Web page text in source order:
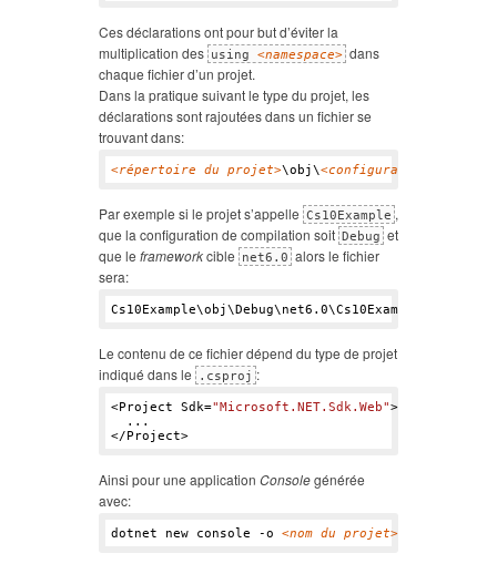
Ces déclarations ont pour but d’éviter la
multiplication des using <namespace> dans
chaque fichier d’un projet.
Dans la pratique suivant le type du projet, les
déclarations sont rajoutées dans un fichier se
trouvant dans:
<répertoire du projet>\obj\<configuration
Par exemple si le projet s’appelle Cs10Example ,
que la configuration de compilation soit Debug et
que le frameworkcible net6.0 alors le fichier
sera:
Cs10Example\obj\Debug\net6.0
Le contenu de ce fichier dépend du type de projet
indiqué dans le
.csproj :
<Project Sdk="Microsoft.NET.Sdk.Web">
  ...
Ainsi pour une application Consolegénérée
avec:
dotnet new console -o <nom du projet>